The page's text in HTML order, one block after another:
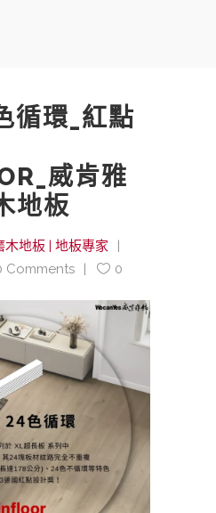
循環_紅點
威肯雅
地板
木地板 | 地板專家
Comments 0